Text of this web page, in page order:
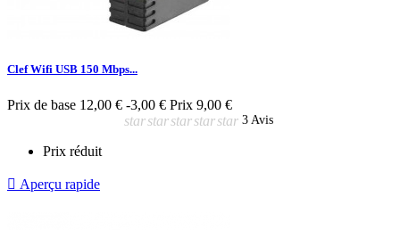
Clef Wifi USB 150 Mbps...
Prix de base 12,00 € -3,00 € Prix 9,00 €
starstarstarstarstar 3 Avis
Prix réduit
 Aperçu rapide